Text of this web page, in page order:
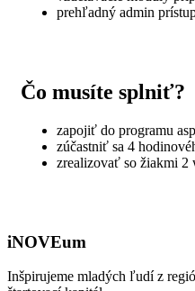
prehľadný admin
Čo musíte splniť?
zapojiť do programu
zúčastniť sa 4
zrealizovať so žiakmi 2
iNOVEum
Inšpirujeme mladých ľudí z